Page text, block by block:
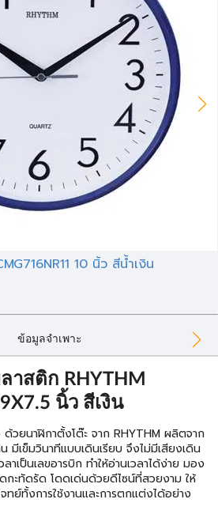
10 นิ้ว สีน้ำเงิน
ข้อมูลจำเพาะ
าสติก RHYTHM
นิ้ว สีเงิน
ด้วยนาฬิกาตั้งโต๊ะ จาก RHYTHM ผลิตจาก
เข็มวินาทีแบบเดินเรียบ จึงไม่มีเสียงเดิน
าเป็นเลขอารบิก ทำให้อ่านเวลาได้ง่าย มอง
กะทัดรัด โดดเด่นด้วยดีไซน์ที่สวยงาม ให้
ย์ทั้งการใช้งานและการตกแต่งได้อย่าง